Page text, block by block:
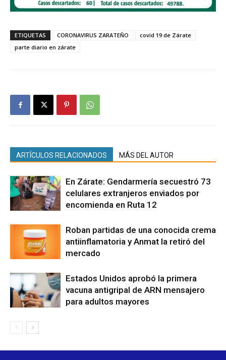
ETIQUETAS CORONAVIRUS ZARATEÑO
covid 19 de Zárate
parte diario en zárate
ARTÍCULOS RELACIONADOS MÁS DEL AUTOR
En Zárate: Gendarmería secuestró 73
celulares extranjeros enviados por
encomienda en Ruta 12
Roban partidas de una conocida crema
antiinflamatoria y Anmat la retiró del
mercado
Estados Unidos aprobó la primera
vacuna antigripal de ARN mensajero
para adultos mayores